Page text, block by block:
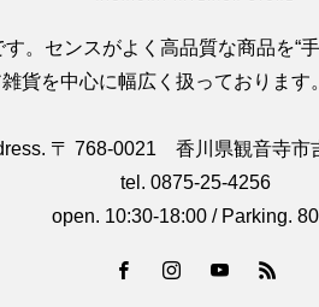
。センスがよく高品質な商品を“
貨を中心に幅広く扱っておりま
〒 768-0021 香川県観音寺市
tel. 0875-25-4256
open. 10:30-18:00 / Parking.